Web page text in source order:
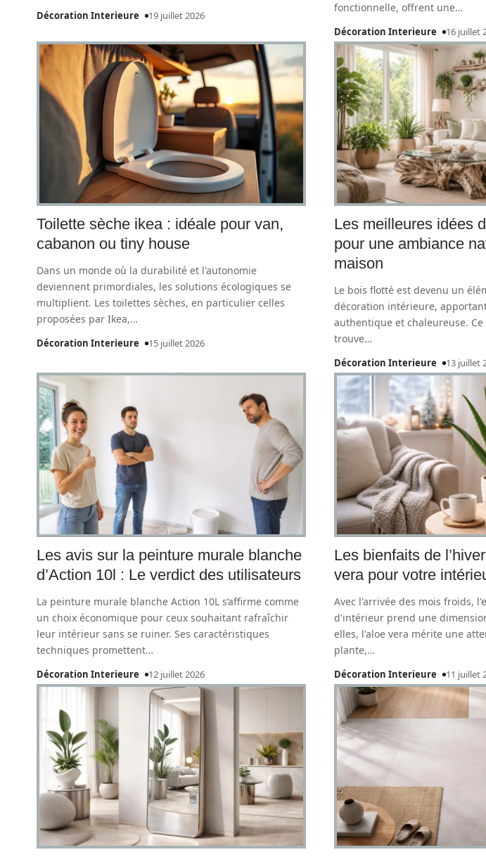
Décoration Interieure 19 juillet 2026
fonctionnelle, offrent une…
Décoration Interieure 16 juillet
Toilette sèche ikea : idéale pour van,
cabanon ou tiny house
Dans un monde où la durabilité et l'autonomie
deviennent primordiales, les solutions écologiques se
multiplient. Les toilettes sèches, en particulier celles
proposées par Ikea,…
Décoration Interieure 15 juillet 2026
Les meilleures idées
pour une ambiance
maison
Le bois flotté est devenu un
décoration intérieure,
authentique et chaleureuse.
trouve…
Décoration Interieure 13 juillet
Les avis sur la peinture murale blanche
d’Action 10l : Le verdict des utilisateurs
La peinture murale blanche Action 10L s’affirme comme
un choix économique pour ceux souhaitant rafraîchir
leur intérieur sans se ruiner. Ses caractéristiques
techniques promettent…
Décoration Interieure 12 juillet 2026
Les bienfaits de
vera pour votre
Avec l'arrivée des mois froids,
d'intérieur prend une
elles, l'aloe vera mérite une
plante,…
Décoration Interieure 11 juillet